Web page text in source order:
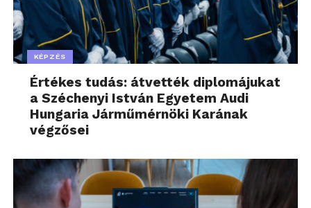
KÉPZÉS
Értékes tudás: átvették diplomájukat
a Széchenyi István Egyetem Audi
Hungaria Járműmérnöki Karának
végzősei